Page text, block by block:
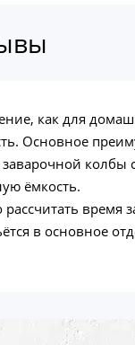
как для
Основное
ёмкость.
время
в основное